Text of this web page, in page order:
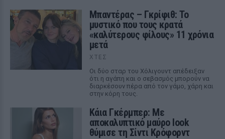
Μπαντέρας – Γκρίφιθ: Το
μυστικό που τους κρατά
«καλύτερους φίλους» 11 χρόνια
μετά
ΧΤΕΣ
Οι δύο σταρ του Χόλιγουντ απέδειξαν
ότι η αγάπη και ο σεβασμός μπορούν να
διαρκέσουν πέρα από τον γάμο, χάρη και
στην κόρη τους.
Κάια Γκέρμπερ: Με
αποκαλυπτικό μαύρο look
θύμισε τη Σίντι Κρόφορντ